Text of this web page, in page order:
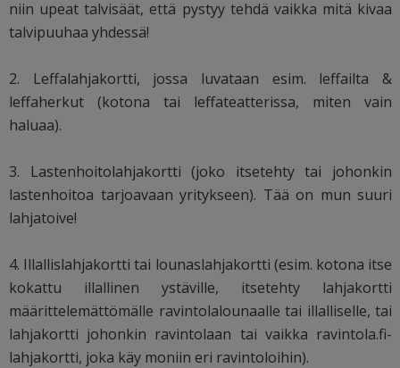
niin upeat talvisäät, että pystyy tehdä vaikka mitä kivaa
talvipuuhaa yhdessä!
2. Leffalahjakortti, jossa luvataan esim. leffailta &
leffaherkut (kotona tai leffateatterissa, miten vain
haluaa).
3. Lastenhoitolahjakortti (joko itsetehty tai johonkin
lastenhoitoa tarjoavaan yritykseen). Tää on mun suuri
lahjatoive!
4. Illallislahjakortti tai lounaslahjakortti (esim. kotona itse
kokattu illallinen ystäville, itsetehty lahjakortti
määrittelemättömälle ravintolalounaalle tai illalliselle, tai
lahjakortti johonkin ravintolaan tai vaikka ravintola.fi-
lahjakortti, joka käy moniin eri ravintoloihin).